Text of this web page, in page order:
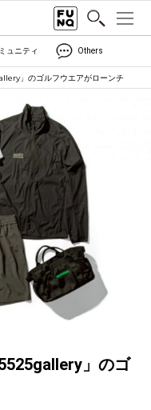
ュニティ Others
」のゴルフウエアがローンチ
」のゴ